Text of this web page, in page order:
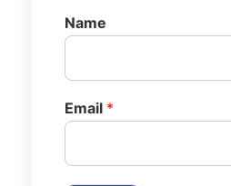
Name
Email *